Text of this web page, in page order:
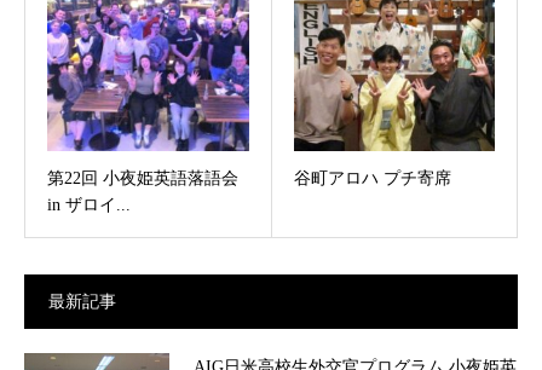
第22回 小夜姫英語落語会
in ザロイ...
谷町アロハ プチ寄席
最新記事